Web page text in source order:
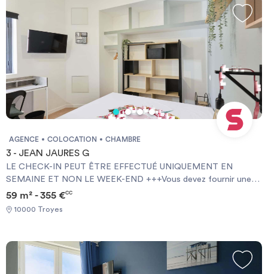
AGENCE COLOCATION CHAMBRE
3 - JEAN JAURES G
LE CHECK-IN PEUT ÊTRE EFFECTUÉ UNIQUEMENT EN
SEMAINE ET NON LE WEEK-END +++Vous devez fournir une
Garantie Visale obligatoirement et une assurance habitation+++
[ENG] CHECK-IN CAN ONLY BE DONE ON WEEKDAYS AND
NOT AT WEEKENDS +++You must provide a Visale Guarantee
59 m² - 355 €CC
10000 Troyes